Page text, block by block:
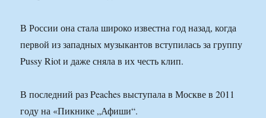
В России она стала широко известна год назад, когда
первой из западных музыкантов вступилась за группу
Pussy Riot и даже сняла в их честь клип.
В последний раз Peaches выступала в Москве в 2011
году на «Пикнике „Афиши“.